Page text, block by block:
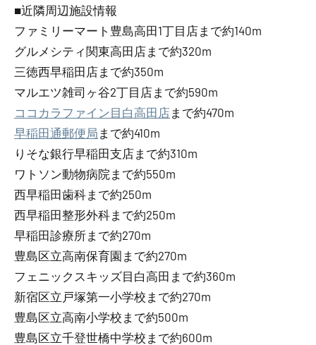
■近隣周辺施設情報
ファミリーマート豊島高田1丁目店まで約140m
グルメシティ関東高田店まで約320m
三徳西早稲田店まで約350m
マルエツ雑司ヶ谷2丁目店まで約590m
ココカラファイン目白高田店まで約470m
早稲田通郵便局 まで約410m
りそな銀行早稲田支店まで約310m
ワトソン動物病院まで約550m
西早稲田歯科まで約250m
西早稲田整形外科まで約250m
早稲田診療所まで約270m
豊島区立高南保育園まで約270m
フェニックスキッズ目白高田まで約360m
新宿区立戸塚第一小学校まで約270m
豊島区立高南小学校まで約500m
豊島区立千登世橋中学校まで約600m